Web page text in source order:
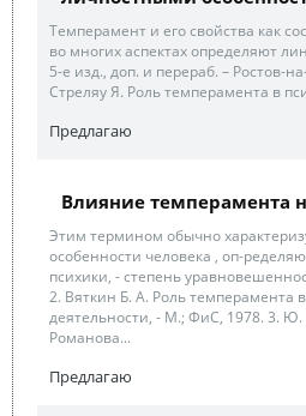
Темперамент и его свойства как
во многих аспектах определяют
5-е изд., доп. и перераб. – Ростов-
Стреляу Я. Роль темперамента в
Предлагаю
Влияние темперамента
Этим термином обычно
особенности человека , оп-
психики, - степень
2. Вяткин Б. А. Роль темперамента
деятельности, - М.; ФиС, 1978. 3. Ю.
Романова...
Предлагаю